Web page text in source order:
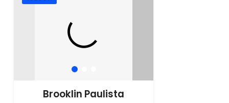
Brooklin Paulista